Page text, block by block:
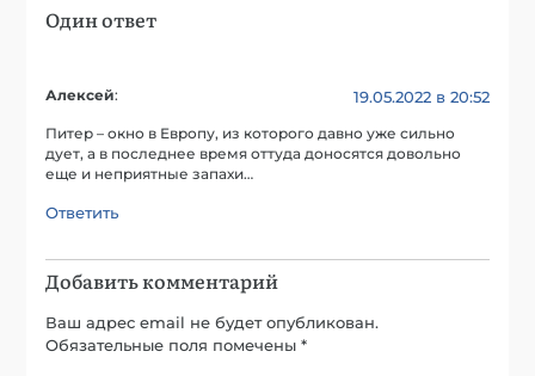
Один ответ
Алексей: 19.05.2022 в 20:52
Питер – окно в Европу, из которого давно уже сильно
дует, а в последнее время оттуда доносятся довольно
еще и неприятные запахи…
Ответить
Добавить комментарий
Ваш адрес email не будет опубликован.
Обязательные поля помечены*